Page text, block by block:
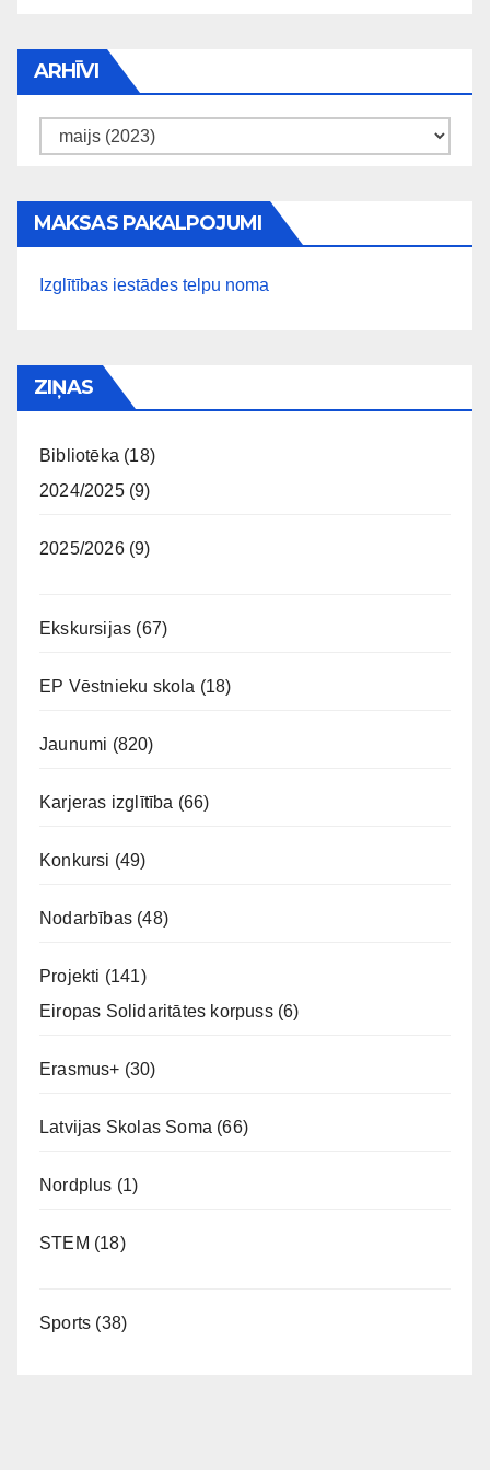
ARHĪVI
Arhīvi
MAKSAS PAKALPOJUMI
Izglītības iestādes telpu noma
ZIŅAS
Bibliotēka (18)
2024/2025(9)
2025/2026(9)
Ekskursijas (67)
EP Vēstnieku skola (18)
Jaunumi (820)
Karjeras izglītība (66)
Konkursi (49)
Nodarbības (48)
Projekti (141)
Eiropas Solidaritātes korpuss(6)
Erasmus+ (30)
Latvijas Skolas Soma (66)
Nordplus (1)
STEM (18)
Sports (38)